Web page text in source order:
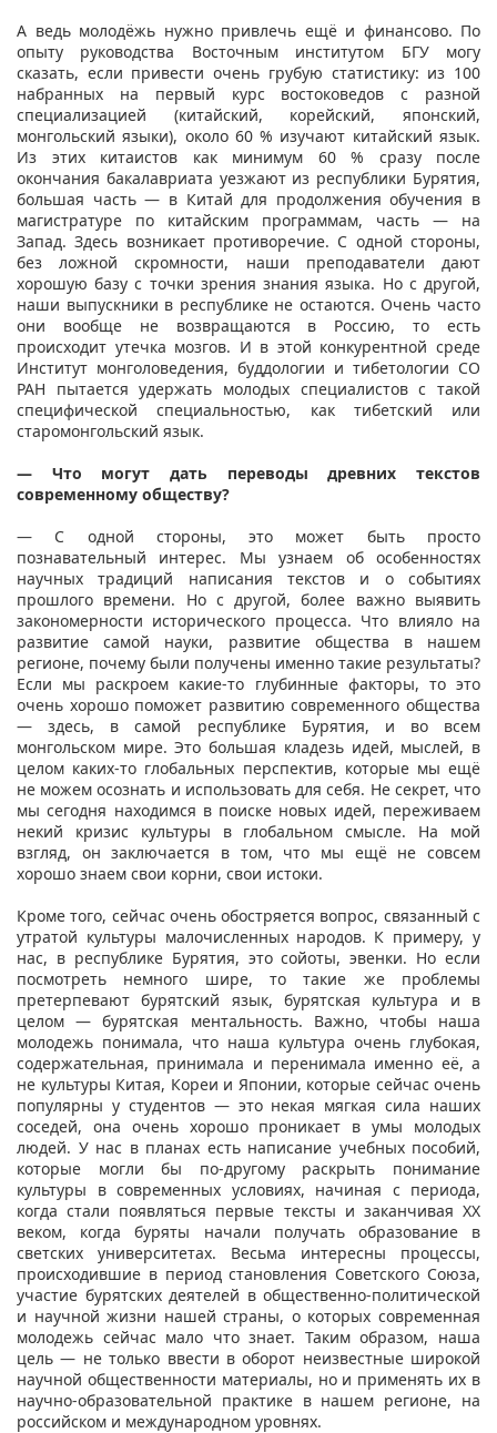
А ведь молодёжь нужно привлечь ещё и финансово. По
опыту руководства Восточным институтом БГУ могу
сказать, если привести очень грубую статистику: из 100
набранных на первый курс востоковедов с разной
специализацией (китайский, корейский, японский,
монгольский языки), около 60 % изучают китайский язык.
Из этих китаистов как минимум 60 % сразу после
окончания бакалавриата уезжают из республики Бурятия,
большая часть — в Китай для продолжения обучения в
магистратуре по китайским программам, часть — на
Запад. Здесь возникает противоречие. С одной стороны,
без ложной скромности, наши преподаватели дают
хорошую базу с точки зрения знания языка. Но с другой,
наши выпускники в республике не остаются. Очень часто
они вообще не возвращаются в Россию, то есть
происходит утечка мозгов. И в этой конкурентной среде
Институт монголоведения, буддологии и тибетологии СО
РАН пытается удержать молодых специалистов с такой
специфической специальностью, как тибетский или
старомонгольский язык.
— Что могут дать переводы древних текстов
современному обществу?
— С одной стороны, это может быть просто
познавательный интерес. Мы узнаем об особенностях
научных традиций написания текстов и о событиях
прошлого времени. Но с другой, более важно выявить
закономерности исторического процесса. Что влияло на
развитие самой науки, развитие общества в нашем
регионе, почему были получены именно такие результаты?
Если мы раскроем какие-то глубинные факторы, то это
очень хорошо поможет развитию современного общества
— здесь, в самой республике Бурятия, и во всем
монгольском мире. Это большая кладезь идей, мыслей, в
целом каких-то глобальных перспектив, которые мы ещё
не можем осознать и использовать для себя. Не секрет, что
мы сегодня находимся в поиске новых идей, переживаем
некий кризис культуры в глобальном смысле. На мой
взгляд, он заключается в том, что мы ещё не совсем
хорошо знаем свои корни, свои истоки.
Кроме того, сейчас очень обостряется вопрос, связанный с
утратой культуры малочисленных народов. К примеру, у
нас, в республике Бурятия, это сойоты, эвенки. Но если
посмотреть немного шире, то такие же проблемы
претерпевают бурятский язык, бурятская культура и в
целом — бурятская ментальность. Важно, чтобы наша
молодежь понимала, что наша культура очень глубокая,
содержательная, принимала и перенимала именно её, а
не культуры Китая, Кореи и Японии, которые сейчас очень
популярны у студентов — это некая мягкая сила наших
соседей, она очень хорошо проникает в умы молодых
людей. У нас в планах есть написание учебных пособий,
которые могли бы по-другому раскрыть понимание
культуры в современных условиях, начиная с периода,
когда стали появляться первые тексты и заканчивая XX
веком, когда буряты начали получать образование в
светских университетах. Весьма интересны процессы,
происходившие в период становления Советского Союза,
участие бурятских деятелей в общественно-политической
и научной жизни нашей страны, о которых современная
молодежь сейчас мало что знает. Таким образом, наша
цель — не только ввести в оборот неизвестные широкой
научной общественности материалы, но и применять их в
научно-образовательной практике в нашем регионе, на
российском и международном уровнях.